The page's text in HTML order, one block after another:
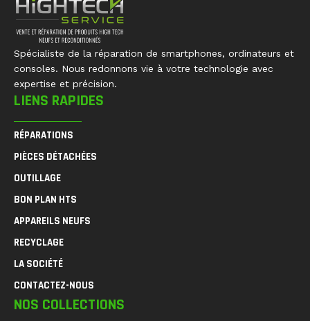
Spécialiste de la réparation de smartphones, ordinateurs et
consoles. Nous redonnons vie à votre technologie avec
expertise et précision.
LIENS RAPIDES
RÉPARATIONS
PIÈCES DÉTACHÉES
OUTILLAGE
BON PLAN HTS
APPAREILS NEUFS
RECYCLAGE
LA SOCIÉTÉ
CONTACTEZ-NOUS
NOS COLLECTIONS